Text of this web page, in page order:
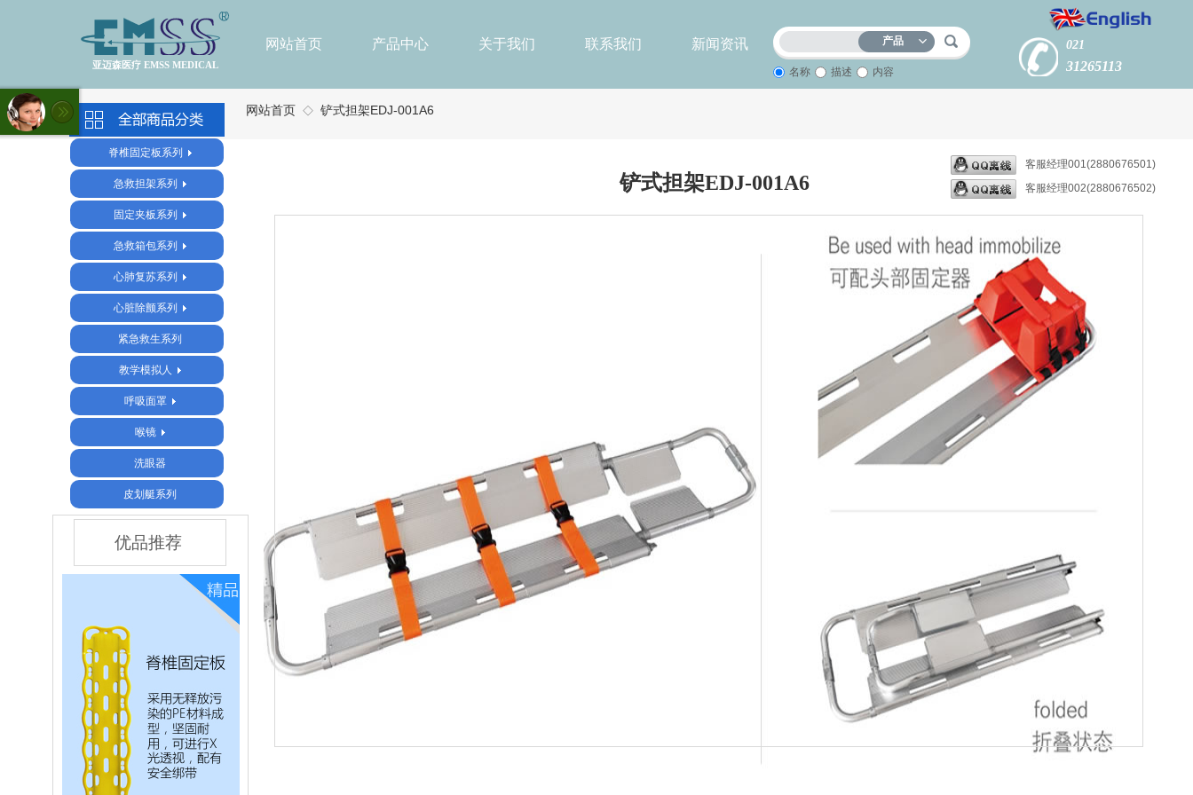
网站首页 ◇ 铲式担架EDJ-001A6
脊椎固定板系列
急救担架系列
固定夹板系列
急救箱包系列
心肺复苏系列
心脏除颤系列
紧急救生系列
教学模拟人
呼吸面罩
喉镜
洗眼器
皮划艇系列
铲式担架EDJ-001A6
客服经理001(2880676501)
客服经理002(2880676502)
优品推荐
产品
名称 描述 内容
021
31265113
亚迈森医疗 EMSS MEDICAL
网站首页 产品中心 关于我们 联系我们 新闻资讯